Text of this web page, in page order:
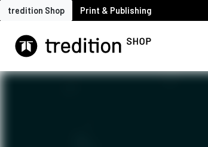
tredition Shop Print & Publishing